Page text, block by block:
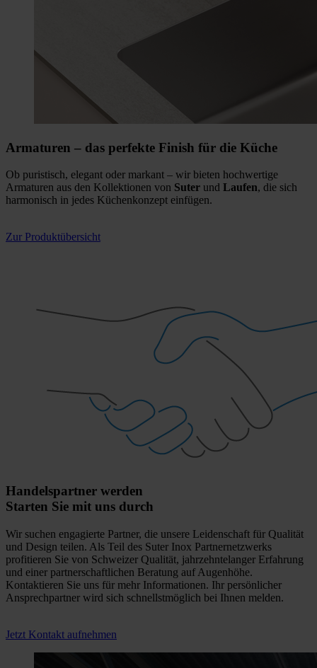
Armaturen – das perfekte Finish für die Küche
Ob puristisch, elegant oder markant – wir bieten hochwertige
Armaturen aus den Kollektionen von Suter und Laufen, die sich
harmonisch in jedes Küchenkonzept einfügen.
Zur Produktübersicht
Handelspartner werden
Starten Sie mit uns durch
Wir suchen engagierte Partner, die unsere Leidenschaft für Qualität
und Design teilen. Als Teil des Suter Inox Partnernetzwerks
profitieren Sie von Schweizer Qualität, jahrzehntelanger Erfahrung
und einer partnerschaftlichen Beratung auf Augenhöhe.
Kontaktieren Sie uns für mehr Informationen. Ihr persönlicher
Ansprechpartner wird sich schnellstmöglich bei Ihnen melden.
Jetzt Kontakt aufnehmen